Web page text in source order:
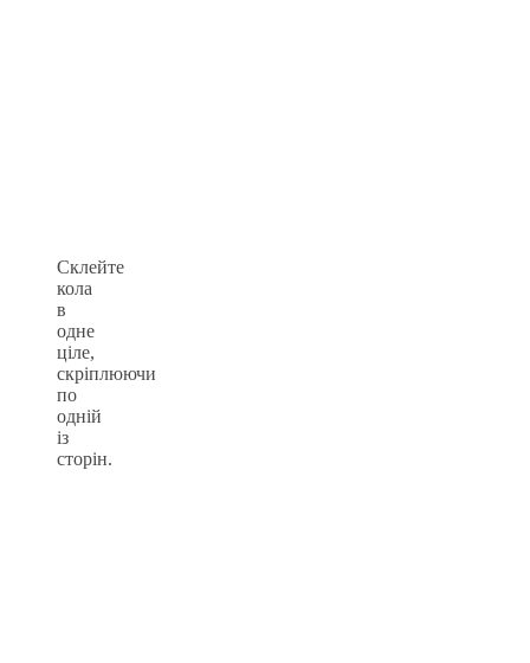
Склейте
кола
в
одне
ціле,
скріплюючи
по
одній
із
сторін.